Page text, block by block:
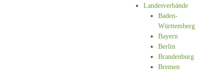
Landesverbände
Baden-
Württemberg
Bayern
Berlin
Brandenburg
Bremen